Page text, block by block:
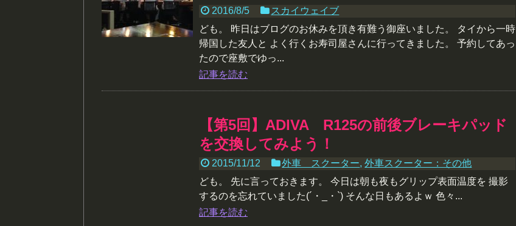
2016/8/5
スカイウェイブ
ども。 昨日はブログのお休みを頂き有難う御座いました。 タイから一時
帰国した友人と よく行くお寿司屋さんに行ってきました。 予約してあっ
たので座敷でゆっ...
記事を読む
【第5回】ADIVA R125の前後ブレーキパッド
を交換してみよう！
2015/11/12 外車 スクーター,外車スクーター：その他
ども。 先に言っておきます。 今日は朝も夜もグリップ表面温度を 撮影
するのを忘れていました(´・_・`) そんな日もあるよｗ 色々...
記事を読む